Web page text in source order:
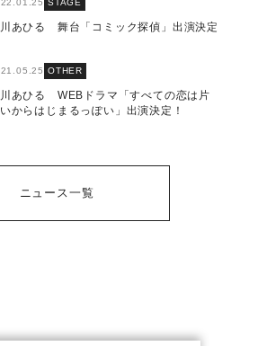
あひる 舞台「コミック探偵」出演決定
OTHER
あひる WEBドラマ「すべての恋は片
からはじまるっぽい」出演決定！
ニュース一覧